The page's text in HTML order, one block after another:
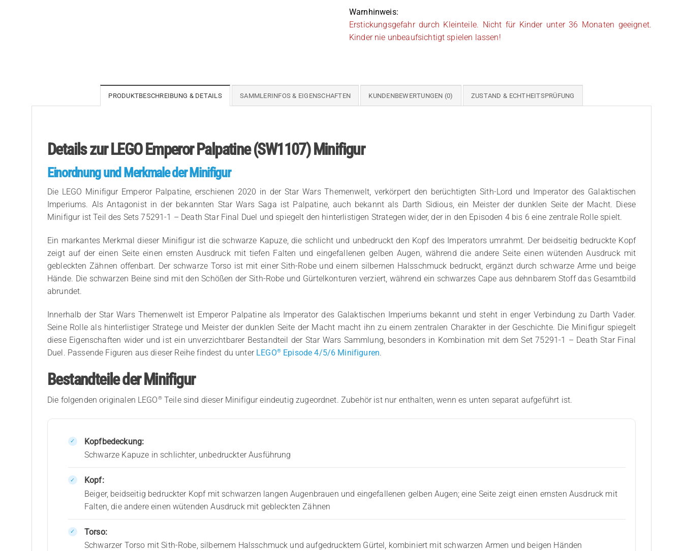
Warnhinweis:
Erstickungsgefahr durch Kleinteile. Nicht für Kinder unter 36 Monaten geeignet.
Kinder nie unbeaufsichtigt spielen lassen!
PRODUKTBESCHREIBUNG & DETAILS SAMMLERINFOS & EIGENSCHAFTEN KUNDENBEWERTUNGEN (0) ZUSTAND & ECHTHEITSPRÜFUNG
Details zur LEGO Emperor Palpatine (SW1107) Minifigur
Einordnung und Merkmale der Minifigur
Die LEGO Minifigur Emperor Palpatine, erschienen 2020 in der Star Wars Themenwelt, verkörpert den berüchtigten Sith-Lord und Imperator des Galaktischen
Imperiums. Als Antagonist in der bekannten Star Wars Saga ist Palpatine, auch bekannt als Darth Sidious, ein Meister der dunklen Seite der Macht. Diese
Minifigur ist Teil des Sets 75291-1 – Death Star Final Duel und spiegelt den hinterlistigen Strategen wider, der in den Episoden 4 bis 6 eine zentrale Rolle spielt.
Ein markantes Merkmal dieser Minifigur ist die schwarze Kapuze, die schlicht und unbedruckt den Kopf des Imperators umrahmt. Der beidseitig bedruckte Kopf
zeigt auf der einen Seite einen ernsten Ausdruck mit tiefen Falten und eingefallenen gelben Augen, während die andere Seite einen wütenden Ausdruck mit
gebleckten Zähnen offenbart. Der schwarze Torso ist mit einer Sith-Robe und einem silbernen Halsschmuck bedruckt, ergänzt durch schwarze Arme und beige
Hände. Die schwarzen Beine sind mit den Schößen der Sith-Robe und Gürtelkonturen verziert, während ein schwarzes Cape aus dehnbarem Stoff das Gesamtbild
abrundet.
Innerhalb der Star Wars Themenwelt ist Emperor Palpatine als Imperator des Galaktischen Imperiums bekannt und steht in enger Verbindung zu Darth Vader.
Seine Rolle als hinterlistiger Stratege und Meister der dunklen Seite der Macht macht ihn zu einem zentralen Charakter in der Geschichte. Die Minifigur spiegelt
diese Eigenschaften wider und ist ein unverzichtbarer Bestandteil der Star Wars Sammlung, besonders in Kombination mit dem Set 75291-1 – Death Star Final
Duel. Passende Figuren aus dieser Reihe findest du unter LEGO®Episode 4/5/6 Minifiguren.
Bestandteile der Minifigur
Die folgenden originalen LEGO®Teile sind dieser Minifigur eindeutig zugeordnet. Zubehör ist nur enthalten, wenn es unten separat aufgeführt ist.
Kopfbedeckung:
Schwarze Kapuze in schlichter, unbedruckter Ausführung
Kopf:
Beiger, beidseitig bedruckter Kopf mit schwarzen langen Augenbrauen und eingefallenen gelben Augen; eine Seite zeigt einen ernsten Ausdruck mit
Falten, die andere einen wütenden Ausdruck mit gebleckten Zähnen
Torso:
Schwarzer Torso mit Sith-Robe, silbernem Halsschmuck und aufgedrucktem Gürtel, kombiniert mit schwarzen Armen und beigen Händen